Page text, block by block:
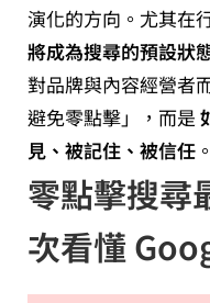
演化的方向。尤其在
將成為搜尋的預設狀
對品牌與內容經營者
避免零點擊」，而是
見、被記住、被信任 。
零點擊搜尋
次看懂